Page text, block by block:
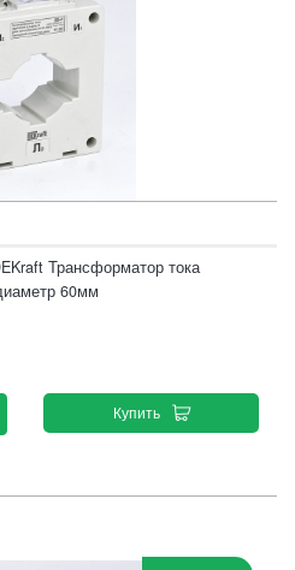
Трансформатор тока
60мм
Купить